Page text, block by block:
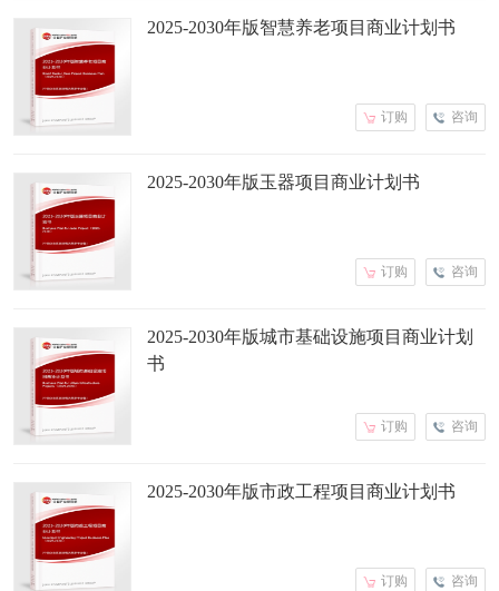
2025-2030年版智慧养老项目商业计划书
咨询
订购
2025-2030年版玉器项目商业计划书
咨询
订购
2025-2030年版城市基础设施项目商业计划
书
咨询
订购
2025-2030年版市政工程项目商业计划书
咨询
订购